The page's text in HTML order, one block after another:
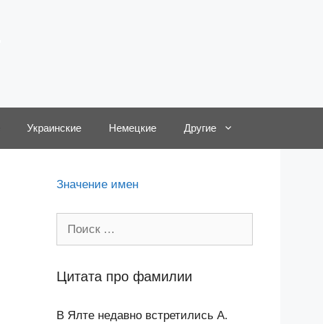
Украинские Немецкие Другие
Значение имен
Цитата про фамилии
В Ялте недавно встретились А.